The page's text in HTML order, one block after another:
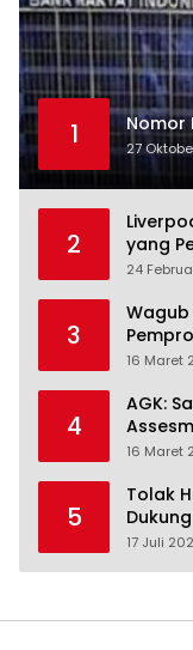
1 Nomor
27
2
yang
24
3
Wagub
16 Maret
4
AGK:
16 Maret
5
Tolak
17 Juli